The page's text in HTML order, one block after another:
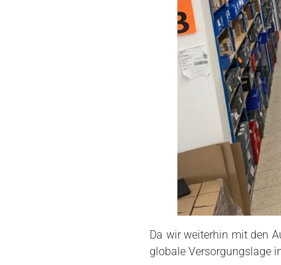
Da wir weiterhin mit den
globale Versorgungslage